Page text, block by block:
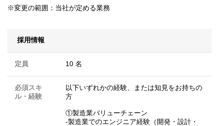
※変更の範囲：当社が定める業務
採用情報
定員 10 名
必須スキ
ル・経験
以下いずれかの経験、または知見をお持ちの
方
①製造業バリューチェーン
‐製造業でのエンジニア経験（開発・設計・